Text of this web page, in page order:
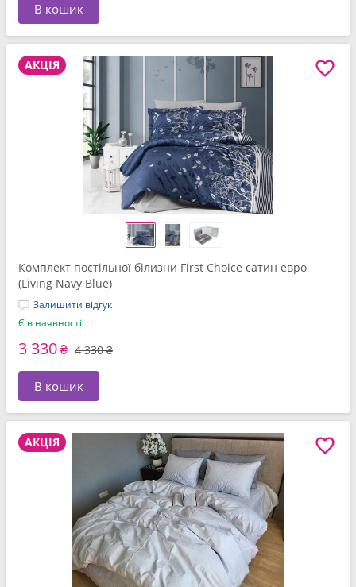
В кошик
АКЦІЯ
Комплект постільної білизни First Choice сатин евро
(Living Navy Blue)
Залишити відгук
Є в наявності
3 330₴ 4 330 ₴
В кошик
АКЦІЯ